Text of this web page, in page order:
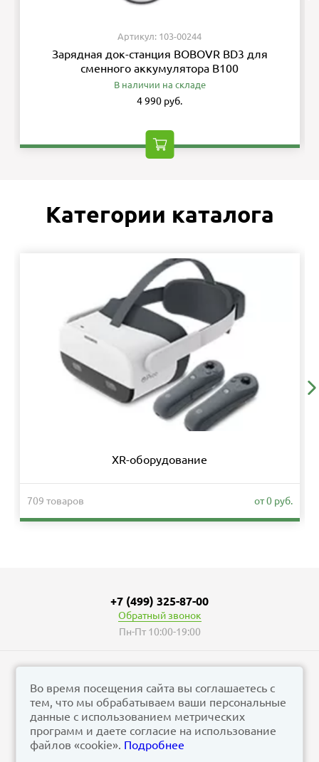
Артикул: 103-00244
Зарядная док-станция BOBOVR BD3 для
сменного аккумулятора B100
В наличии на складе
4 990 руб.
Категории каталога
XR-оборудование
709 товаров от 0 руб.
© vizzion.ru, 2026
corp@vizzion.ru
Задать вопрос в чат Телеграм
+7 (499) 325-87-00
Обратный звонок
Пн-Пт 10:00-19:00
Во время посещения сайта вы соглашаетесь с
тем, что мы обрабатываем ваши персональные
данные с использованием метрических
программ и даете согласие на использование
файлов «cookie». Подробнее